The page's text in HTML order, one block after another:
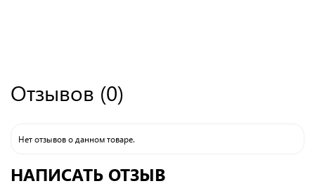
Отзывов (0)
Нет отзывов о данном товаре.
НАПИСАТЬ ОТЗЫВ